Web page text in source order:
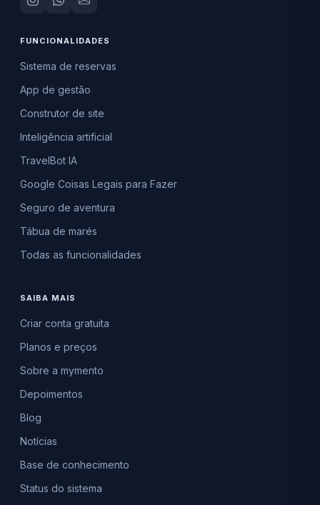
FUNCIONALIDADES
Sistema de reservas
App de gestão
Construtor de site
Inteligência artificial
TravelBot IA
Google Coisas Legais para Fazer
Seguro de aventura
Tábua de marés
Todas as funcionalidades
SAIBA MAIS
Criar conta gratuita
Planos e preços
Sobre a mymento
Depoimentos
Blog
Notícias
Base de conhecimento
Status do sistema